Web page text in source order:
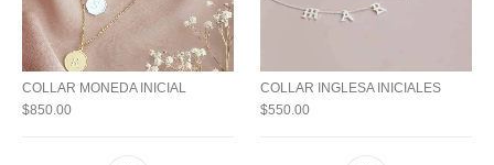
COLLAR MONEDA INICIAL
$850.00
COLLAR INGLESA INICIALES
$550.00